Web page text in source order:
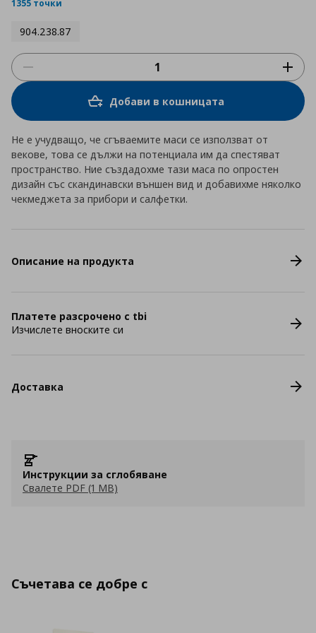
1355 точки
904.238.87
Добави в кошницата
Не е учудващо, че сгъваемите маси се използват от
векове, това се дължи на потенциала им да спестяват
пространство. Ние създадохме тази маса по опростен
дизайн със скандинавски външен вид и добавихме няколко
чекмеджета за прибори и салфетки.
Описание на продукта
Платете разсрочено с tbi
Изчислете вноските си
Доставка
Инструкции за сглобяване
Свалете PDF (1 MB)
Съчетава се добре с